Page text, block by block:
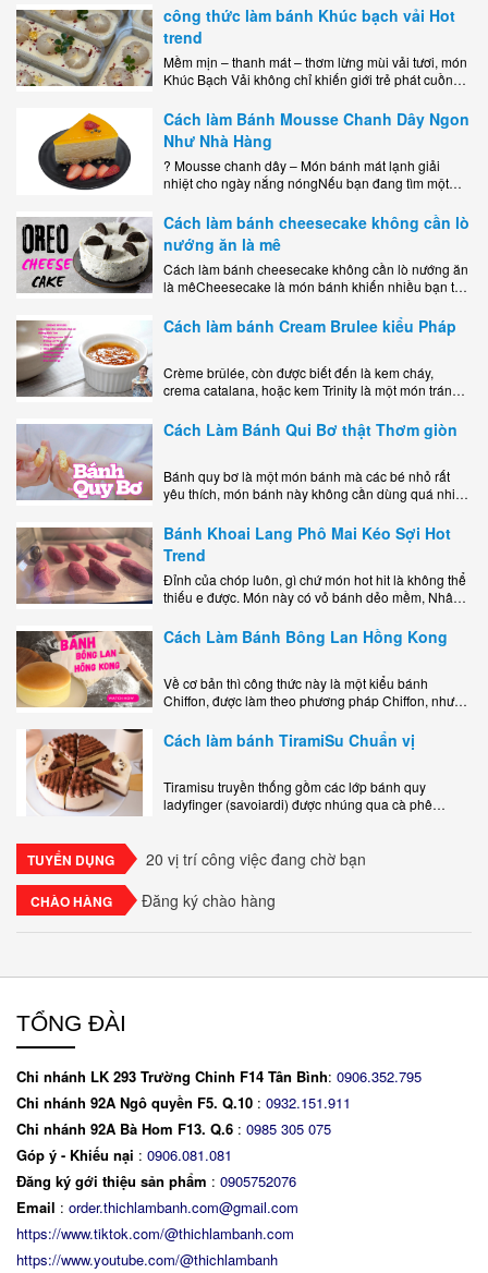
công thức làm bánh Khúc bạch vải Hot
trend
Mềm mịn – thanh mát – thơm lừng mùi vải tươi, món
Khúc Bạch Vải không chỉ khiến giới trẻ phát cuồng
Cách làm Bánh Mousse Chanh Dây Ngon
Như Nhà Hàng
? Mousse chanh dây – Món bánh mát lạnh giải
nhiệt cho ngày nắng nóngNếu bạn đang tìm một
dễ..
Cách làm bánh cheesecake không cần lò
nướng ăn là mê
Cách làm bánh cheesecake không cần lò nướng ăn
là mêCheesecake là món bánh khiến nhiều bạn trẻ
kem..
Cách làm bánh Cream Brulee kiểu Pháp
Crème brûlée, còn được biết đến là kem cháy,
crema catalana, hoặc kem Trinity là một món tráng
lớp..
Cách Làm Bánh Qui Bơ thật Thơm giòn
Bánh quy bơ là một món bánh mà các bé nhỏ rất
yêu thích, món bánh này không cần dùng quá nhiều
Bánh Khoai Lang Phô Mai Kéo Sợi Hot
Trend
Đỉnh của chóp luôn, gì chứ món hot hit là không thể
thiếu e được. Món này có vỏ bánh dẻo mềm, Nhân
Cách Làm Bánh Bông Lan Hồng Kong
Về cơ bản thì công thức này là một kiểu bánh
Chiffon, được làm theo phương pháp Chiffon, nhưng
ngon, làm..
Cách làm bánh TiramiSu Chuẩn vị
Tiramisu truyền thống gồm các lớp bánh quy
ladyfinger (savoiardi) được nhúng qua cà phê
TUYỂN DỤNG 20 vị trí công việc đang chờ bạn
CHÀO HÀNG Đăng ký chào hàng
TỔNG ĐÀI
Chi nhánh LK 293 Trường Chinh F14 Tân Bình: 0906.352.795
Chi nhánh 92A Ngô quyền F5. Q.10 : 0932.151.911
Chi nhánh 92A Bà Hom F13. Q.6 : 0985 305 075
Góp ý - Khiếu nại : 0906.081.081
Đăng ký gới thiệu sản phẩm : 0905752076
Email : order.thichlambanh.com@gmail.com
https://www.tiktok.com/@thichlambanh.com
https://www.youtube.com/@thichlambanh